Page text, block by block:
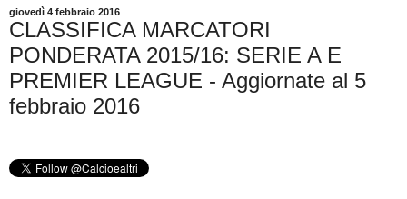
giovedì 4 febbraio 2016
CLASSIFICA MARCATORI
PONDERATA 2015/16: SERIE A E
PREMIER LEAGUE - Aggiornate al 5
febbraio 2016